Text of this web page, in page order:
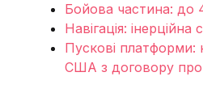
Бойова частина: до
Навігація:
Пускові платформи:
США з договору